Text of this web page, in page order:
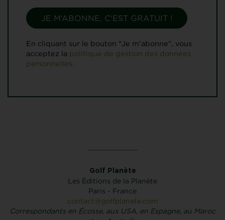
En cliquant sur le bouton "Je m'abonne", vous
acceptez la politique de gestion des données
personnelles.
Golf Planète
Les Éditions de la Planète
Paris - France
contact@golfplanete.com
Correspondants en Écosse, aux USA, en Espagne, au Maroc